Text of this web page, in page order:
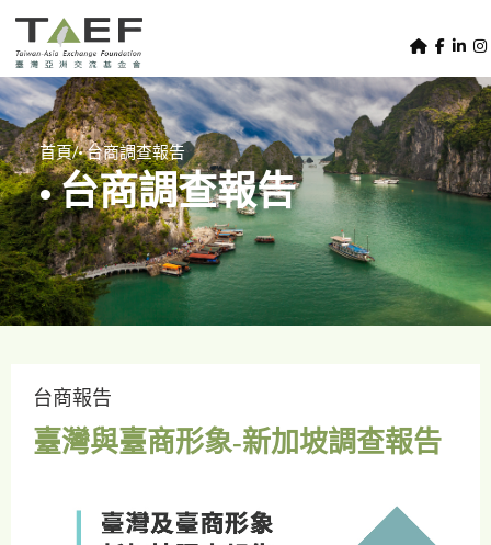
Skip to main content
TAEF
s
e
r
m
e
n
u
o
m
e
p
a
g
e
m
e
n
首頁/• 台商調查報告
• 台商調查報告
台商報告
臺灣與臺商形象-新加坡調查報告